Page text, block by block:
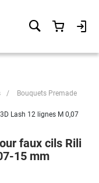
/
Bouquets Premade
Lash 12 lignes M 0,07
faux cils Rili
15 mm